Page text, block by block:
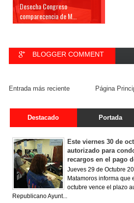
Desecha Congreso
comparecencia de M...
BLOGGER COMMENT
Entrada más reciente Página
Destacado Portada
Este viernes 30 de
autorizado para
recargos en el pago
Jueves 29 de Octubre
Matamoros informa que
octubre vence el plazo
Republicano Ayunt...